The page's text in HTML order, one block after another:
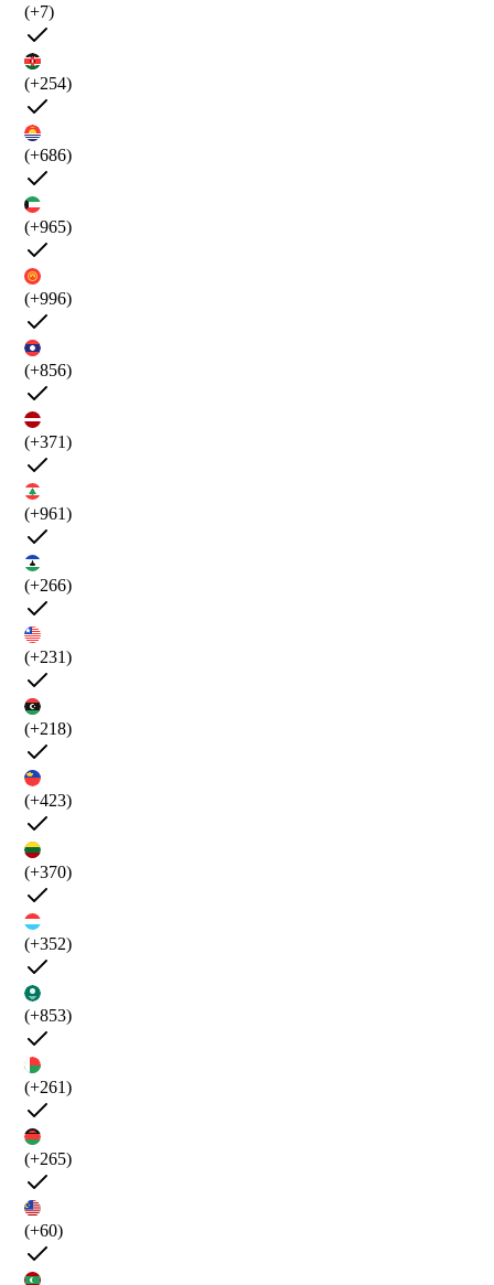
(+7)
(+254)
(+686)
(+965)
(+996)
(+856)
(+371)
(+961)
(+266)
(+231)
(+218)
(+423)
(+370)
(+352)
(+853)
(+261)
(+265)
(+60)